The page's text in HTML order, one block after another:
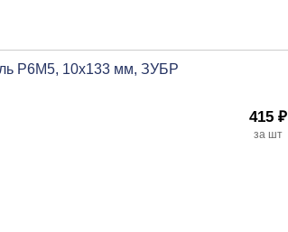
P6М5, 10х133 мм, ЗУБР
415 ₽